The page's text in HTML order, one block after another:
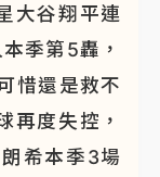
大谷翔平連
季第5轟，
惜還是救不
再度失控，
希本季3場